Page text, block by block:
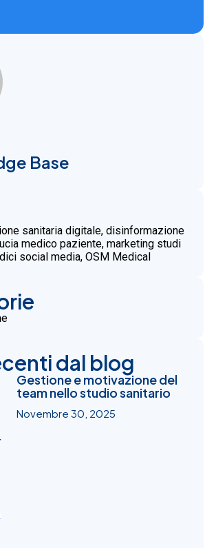
Base
sanitaria digitale, disinformazione
medico paziente, marketing studi
social media, OSM Medical
dal blog
Gestione e motivazione del
team nello studio sanitario
Novembre 30, 2025